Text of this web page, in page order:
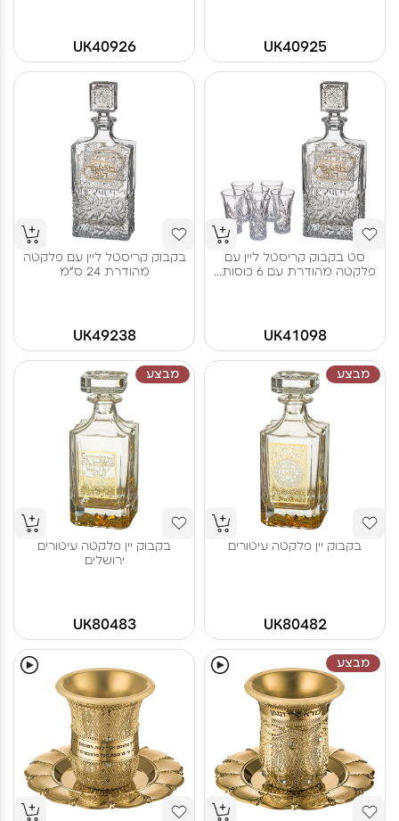
UK40925
UK40926
סט בקבוק קריסטל ליין עם
פלקטה מהודרת עם 6 כוסות...
UK41098
בקבוק קריסטל ליין עם פלקטה
מהודרת 24 ס"מ
UK49238
מבצע
בקבוק יין פלקטה עיטורים
UK80482
מבצע
בקבוק יין פלקטה עיטורים
ירושלים
UK80483
מבצע